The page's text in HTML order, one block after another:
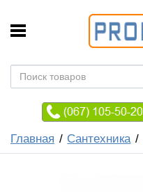
Главная Сантехника